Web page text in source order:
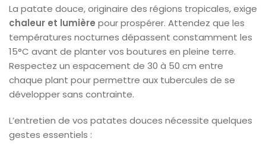
La patate douce, originaire des régions tropicales, exige
chaleur et lumière pour prospérer. Attendez que les
températures nocturnes dépassent constamment les
15°C avant de planter vos boutures en pleine terre.
Respectez un espacement de 30 à 50 cm entre
chaque plant pour permettre aux tubercules de se
développer sans contrainte.
L’entretien de vos patates douces nécessite quelques
gestes essentiels :